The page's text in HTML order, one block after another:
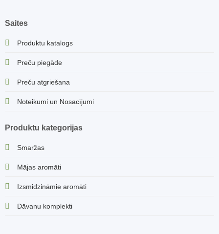
Saites
Produktu katalogs
Preču piegāde
Preču atgriešana
Noteikumi un Nosacījumi
Produktu kategorijas
Smaržas
Mājas aromāti
Izsmidzināmie aromāti
Dāvanu komplekti